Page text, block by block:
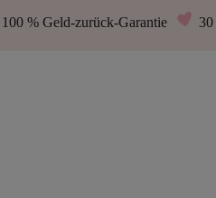
100 % Geld-zurück-Garantie 30